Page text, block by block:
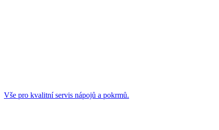
Vše pro kvalitní servis nápojů a pokrmů.